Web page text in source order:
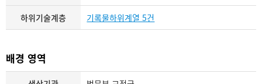
하위기술계층 기록물하위계열 5건
배경 영역